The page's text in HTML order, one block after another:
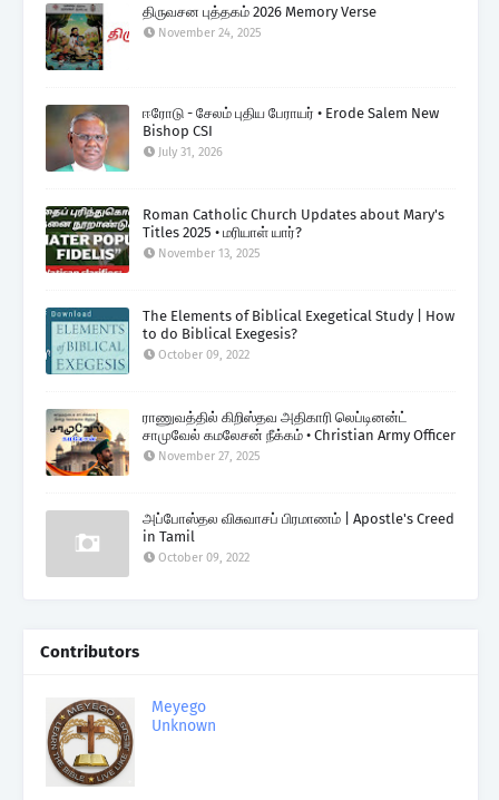
திருவசன புத்தகம் 2026 Memory Verse
November 24, 2025
ஈரோடு - சேலம் புதிய பேராயர் • Erode Salem New
Bishop CSI
July 31, 2026
Roman Catholic Church Updates about Mary's
Titles 2025 • மரியாள் யார்?
November 13, 2025
The Elements of Biblical Exegetical Study | How
to do Biblical Exegesis?
October 09, 2022
ராணுவத்தில் கிறிஸ்தவ அதிகாரி லெப்டினன்ட்
சாமுவேல் கமலேசன் நீக்கம் • Christian Army Officer
November 27, 2025
அப்போஸ்தல விசுவாசப் பிரமாணம் | Apostle's Creed
in Tamil
October 09, 2022
Contributors
Meyego
Unknown